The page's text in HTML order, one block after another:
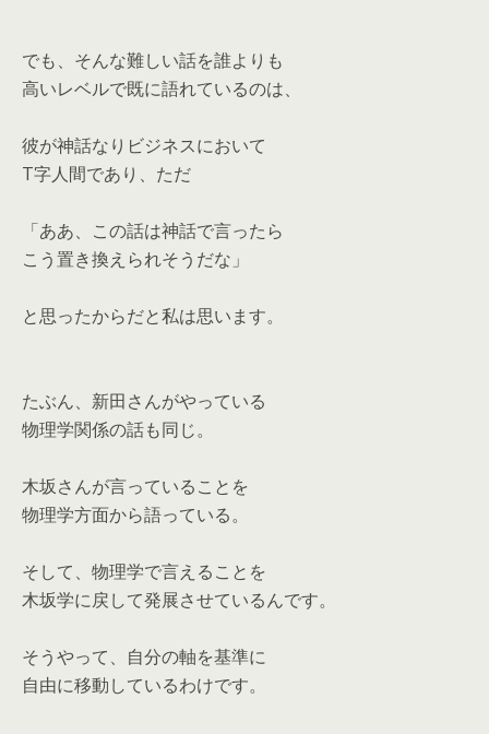
でも、そんな難しい話を誰よりも
高いレベルで既に語れているのは、
彼が神話なりビジネスにおいて
T字人間であり、ただ
「ああ、この話は神話で言ったら
こう置き換えられそうだな」
と思ったからだと私は思います。
たぶん、新田さんがやっている
物理学関係の話も同じ。
木坂さんが言っていることを
物理学方面から語っている。
そして、物理学で言えることを
木坂学に戻して発展させているんです。
そうやって、自分の軸を基準に
自由に移動しているわけです。